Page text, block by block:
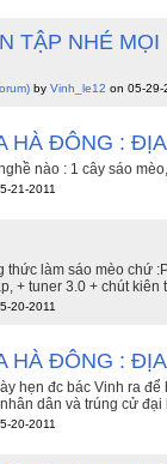
TẬP NHÉ
by Vinh_le12 on 05-29-
HÀ ĐÔNG :
nào : 1 cây sáo
21-2011
thức làm sáo mèo chứ
+ tuner 3.0 + chút kiên
20-2011
HÀ ĐÔNG :
hẹn đc bác Vinh ra
dân và trúng cử
20-2011